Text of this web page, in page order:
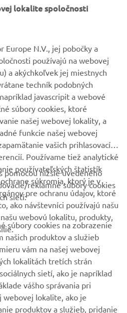
o najnovších ponukách,
a mnoho ďalšieho
SA NA ODBER
osobných údajov, aby ste sa
vaše osobné údaje: Ochrana
Europe N.V. - All Rights
lokalite spoločnosti
Europe N.V., jej pobočky a
používajú na webovej
a akýchkoľvek jej miestnych
techník podobných
javascripit a webové
súbory cookies, ktoré
našej webovej lokality, a
funkcie našej webovej
vašich prihlasovacích
Používame tiež analytické
používateľských štatistík
súkromia, ktorý je v
pre ochranu údajov, ktoré
ako návštevníci používajú našu
webovú lokalitu, produkty,
pomocou nižšie uvedeného
reklamné súbory cookies
sietí:
súbory cookies na zobrazenie
našich produktov a služieb
vám na našej webovej
lokalitách tretích strán
sietí, ako je napríklad
vášho správania pri
webovej lokalite, ako je
produktov a služieb, pridanie